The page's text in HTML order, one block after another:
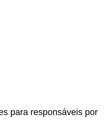
para responsáveis por